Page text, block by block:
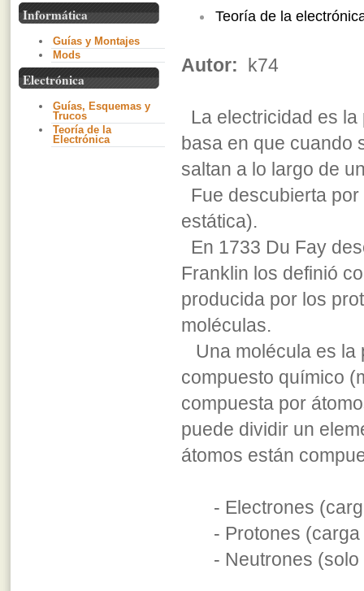
Informática
Guías y Montajes
Mods
Electrónica
Guías, Esquemas y
Trucos
Teoría de la
Electrónica
Teoría de la
Autor: k74
La electricidad es
basa en que cuando
saltan a lo largo de
Fue descubierta
estática).
En 1733 Du Fay
Franklin los definió
producida por los
moléculas.
Una molécula es la
compuesto químico
compuesta por
puede dividir un
átomos están
- Electrones
- Protones
- Neutrones